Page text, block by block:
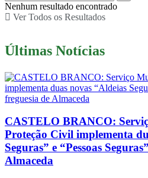
Nenhum resultado encontrado
Ver Todos os Resultados
Últimas Notícias
CASTELO BRANCO:
Proteção Civil implementa
Seguras” e “Pessoas
Almaceda